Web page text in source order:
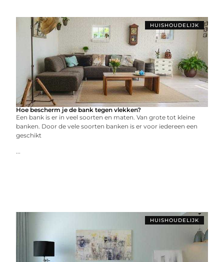
HUISHOUDELIJK
Hoe bescherm je de bank tegen vlekken?
Een bank is er in veel soorten en maten. Van grote tot kleine
banken. Door de vele soorten banken is er voor iedereen een
geschikt
...
HUISHOUDELIJK